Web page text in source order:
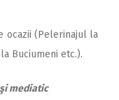
ocazii (Pelerinajul la
Buciumeni etc.).
mediatic